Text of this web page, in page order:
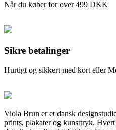
Når du køber for over 499 DKK
Sikre betalinger
Hurtigt og sikkert med kort eller
Viola Brun er et dansk
prints, plakater og kunsttryk.